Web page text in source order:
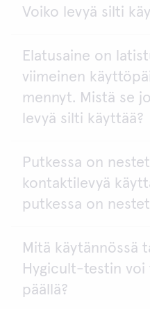
pinta-ala on noin 18,8 cm .
Voiko levyä silti
Levyä ei voi käyttää.
jäätyminen. Kun tuote
todennäköisesti liikaa
Elatusaine on
viimeinen
mennyt. Mistä se
levyä silti käyttää?
Elatusaine on
kulmista on alle 2 mm
tyynymäinen, jotta se
Putkessa on
kontaktilevyä
putkessa on
Neste on vettä, joka on
seurauksena haihtunut
putken seinämille. Jos
Mitä käytännössä
Hygicult-testin voi
päällä?